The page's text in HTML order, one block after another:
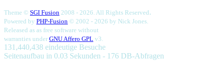
Theme © SGI Fusion 2008 - 2026. All Rights Reserved.
Powered by PHP-Fusion © 2002 - 2026 by Nick Jones.
Released as as free software without
warranties under GNU Affero GPL v3.
131,440,438 eindeutige Besuche
Seitenaufbau in 0.03 Sekunden - 176 DB-Abfragen